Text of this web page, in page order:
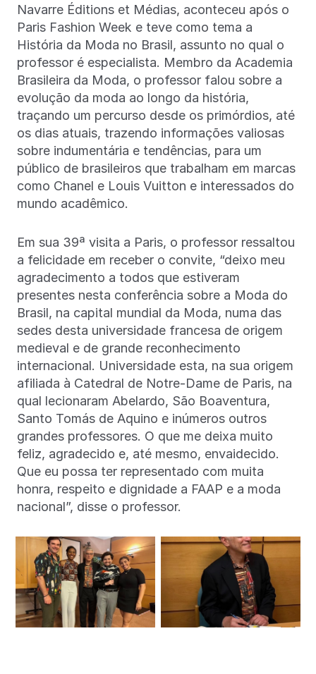
Navarre Éditions et Médias, aconteceu após o
Paris Fashion Week e teve como tema a
História da Moda no Brasil, assunto no qual o
professor é especialista. Membro da Academia
Brasileira da Moda, o professor falou sobre a
evolução da moda ao longo da história,
traçando um percurso desde os primórdios, até
os dias atuais, trazendo informações valiosas
sobre indumentária e tendências, para um
público de brasileiros que trabalham em marcas
como Chanel e Louis Vuitton e interessados do
mundo acadêmico.
Em sua 39ª visita a Paris, o professor ressaltou
a felicidade em receber o convite, “deixo meu
agradecimento a todos que estiveram
presentes nesta conferência sobre a Moda do
Brasil, na capital mundial da Moda, numa das
sedes desta universidade francesa de origem
medieval e de grande reconhecimento
internacional. Universidade esta, na sua origem
afiliada à Catedral de Notre-Dame de Paris, na
qual lecionaram Abelardo, São Boaventura,
Santo Tomás de Aquino e inúmeros outros
grandes professores. O que me deixa muito
feliz, agradecido e, até mesmo, envaidecido.
Que eu possa ter representado com muita
honra, respeito e dignidade a FAAP e a moda
nacional”, disse o professor.